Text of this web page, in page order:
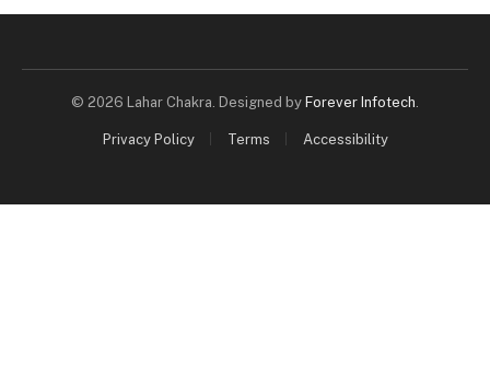
© 2026 Lahar Chakra. Designed by Forever Infotech
Privacy Policy Terms Accessibility